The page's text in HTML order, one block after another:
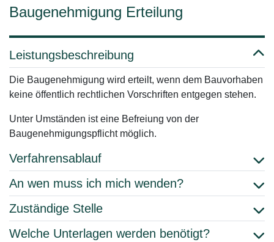
Baugenehmigung Erteilung
Leistungsbeschreibung
Die Baugenehmigung wird erteilt, wenn dem Bauvorhaben
keine öffentlich rechtlichen Vorschriften entgegen stehen.
Unter Umständen ist eine Befreiung von der
Baugenehmigungspflichtmöglich.
Verfahrensablauf
An wen muss ich mich wenden?
Zuständige Stelle
Welche Unterlagen werden benötigt?